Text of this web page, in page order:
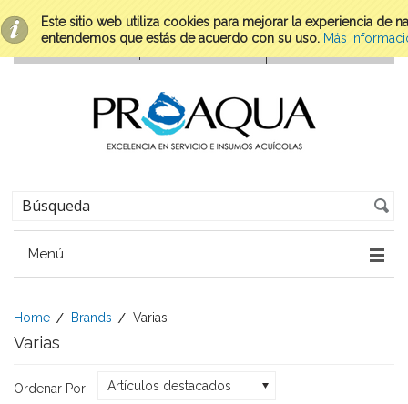
Este sitio web utiliza cookies para mejorar la experiencia de
entendemos que estás de acuerdo con su uso. Más
Menú
Home Brands Varias
Varias
Ordenar Por: Artículos destacados